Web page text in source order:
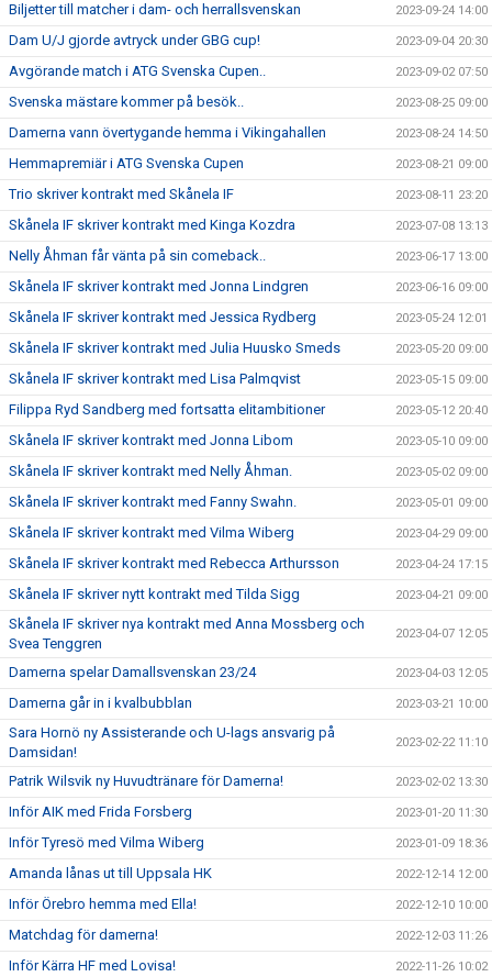
Biljetter till matcher i dam- och herrallsvenskan 2023-09-24 14:00
Dam U/J gjorde avtryck under GBG cup! 2023-09-04 20:30
Avgörande match i ATG Svenska Cupen.. 2023-09-02 07:50
Svenska mästare kommer på besök.. 2023-08-25 09:00
Damerna vann övertygande hemma i Vikingahallen 2023-08-24 14:50
Hemmapremiär i ATG Svenska Cupen 2023-08-21 09:00
Trio skriver kontrakt med Skånela IF 2023-08-11 23:20
Skånela IF skriver kontrakt med Kinga Kozdra 2023-07-08 13:13
Nelly Åhman får vänta på sin comeback.. 2023-06-17 13:00
Skånela IF skriver kontrakt med Jonna Lindgren 2023-06-16 09:00
Skånela IF skriver kontrakt med Jessica Rydberg 2023-05-24 12:01
Skånela IF skriver kontrakt med Julia Huusko Smeds 2023-05-20 09:00
Skånela IF skriver kontrakt med Lisa Palmqvist 2023-05-15 09:00
Filippa Ryd Sandberg med fortsatta elitambitioner 2023-05-12 20:40
Skånela IF skriver kontrakt med Jonna Libom 2023-05-10 09:00
Skånela IF skriver kontrakt med Nelly Åhman. 2023-05-02 09:00
Skånela IF skriver kontrakt med Fanny Swahn. 2023-05-01 09:00
Skånela IF skriver kontrakt med Vilma Wiberg 2023-04-29 09:00
Skånela IF skriver kontrakt med Rebecca Arthursson 2023-04-24 17:15
Skånela IF skriver nytt kontrakt med Tilda Sigg 2023-04-21 09:00
Skånela IF skriver nya kontrakt med Anna Mossberg och
Svea Tenggren
2023-04-07 12:05
Damerna spelar Damallsvenskan 23/24 2023-04-03 12:05
Damerna går in i kvalbubblan 2023-03-21 10:00
Sara Hornö ny Assisterande och U-lags ansvarig på
Damsidan!
2023-02-22 11:10
Patrik Wilsvik ny Huvudtränare för Damerna! 2023-02-02 13:30
Inför AIK med Frida Forsberg 2023-01-20 11:30
Inför Tyresö med Vilma Wiberg 2023-01-09 18:36
Amanda lånas ut till Uppsala HK 2022-12-14 12:00
Inför Örebro hemma med Ella! 2022-12-10 10:00
Matchdag för damerna! 2022-12-03 11:26
Inför Kärra HF med Lovisa! 2022-11-26 10:02